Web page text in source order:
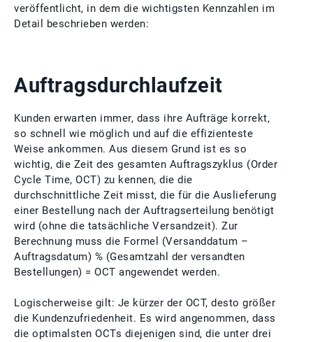
veröffentlicht, in dem die wichtigsten Kennzahlen im
Detail beschrieben werden:
Auftragsdurchlaufzeit
Kunden erwarten immer, dass ihre Aufträge korrekt,
so schnell wie möglich und auf die effizienteste
Weise ankommen. Aus diesem Grund ist es so
wichtig, die Zeit des gesamten Auftragszyklus (Order
Cycle Time, OCT) zu kennen, die die
durchschnittliche Zeit misst, die für die Auslieferung
einer Bestellung nach der Auftragserteilung benötigt
wird (ohne die tatsächliche Versandzeit). Zur
Berechnung muss die Formel (Versanddatum –
Auftragsdatum) % (Gesamtzahl der versandten
Bestellungen) = OCT angewendet werden.
Logischerweise gilt: Je kürzer der OCT, desto größer
die Kundenzufriedenheit. Es wird angenommen, dass
die optimalsten OCTs diejenigen sind, die unter drei